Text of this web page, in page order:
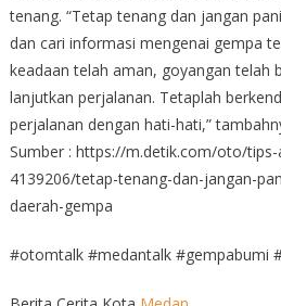
tenang. “Tetap tenang dan jangan
dan cari informasi mengenai gempa
keadaan telah aman, goyangan telah
lanjutkan perjalanan. Tetaplah
perjalanan dengan hati-hati,”
Sumber : https://m.detik.com/oto/
4139206/tetap-tenang-dan-jangan-
daerah-gempa
#otomtalk #medantalk #gempabumi